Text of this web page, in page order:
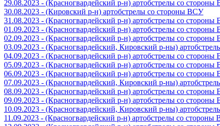
29.08.2023 - (Красногвардейский р-н) артобстрелы со
30.08.2023 - (Кировский р-н) артобстрелы со стороны ВСУ
31.08.2023 - (Красногвардейский р-н) артобстрелы со
01.09.2023 - (Красногвардейский р-н) артобстрелы со
02.09.2023 - (Красногвардейский р-н) артобстрелы со
03.09.2023 - (Красногвардейский, Кировский р-ны)
04.09.2023 - (Красногвардейский р-н) артобстрелы со
05.09.2023 - (Красногвардейский р-н) артобстрелы со
06.09.2023 - (Красногвардейский р-н) артобстрелы со
07.09.2023 - (Красногвардейский, Кировский р-ны)
08.09.2023 - (Красногвардейский р-н) артобстрелы со
09.09.2023 - (Красногвардейский р-н) артобстрелы со
10.09.2023 - (Красногвардейский, Кировский р-ны)
11.09.2023 - (Красногвардейский р-н) артобстрелы со стороны